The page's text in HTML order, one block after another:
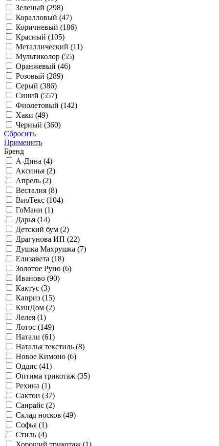
Зеленый (298)
Коралловый (47)
Коричневый (186)
Красный (105)
Металлический (11)
Мультиколор (55)
Оранжевый (46)
Розовый (289)
Серый (386)
Синий (557)
Фиолетовый (142)
Хаки (49)
Черный (360)
Сбросить
Применить
Бренд
А-Дина (4)
Аксинья (2)
Апрель (2)
Весталия (8)
ВиоТекс (104)
ГоМани (1)
Дарья (14)
Детский бум (2)
Драгунова ИП (22)
Душка Махрушка (7)
Елизавета (18)
Золотое Руно (6)
Иваново (90)
Кактус (3)
Каприз (15)
КинДом (2)
Лелея (1)
Лотос (149)
Натали (61)
Наталья текстиль (8)
Новое Кимоно (6)
Оддис (41)
Оптима трикотаж (35)
Рехина (1)
Сактон (37)
Санрайс (2)
Склад носков (49)
Софья (1)
Стиль (4)